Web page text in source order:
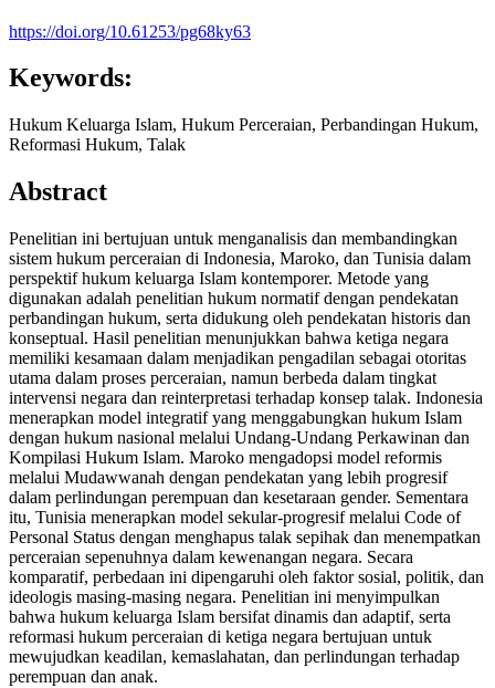
https://doi.org/10.61253/pg68ky63
Keywords:
Hukum Keluarga Islam, Hukum Perceraian, Perbandingan Hukum,
Reformasi Hukum, Talak
Abstract
Penelitian ini bertujuan untuk menganalisis dan membandingkan
sistem hukum perceraian di Indonesia, Maroko, dan Tunisia dalam
perspektif hukum keluarga Islam kontemporer. Metode yang
digunakan adalah penelitian hukum normatif dengan pendekatan
perbandingan hukum, serta didukung oleh pendekatan historis dan
konseptual. Hasil penelitian menunjukkan bahwa ketiga negara
memiliki kesamaan dalam menjadikan pengadilan sebagai otoritas
utama dalam proses perceraian, namun berbeda dalam tingkat
intervensi negara dan reinterpretasi terhadap konsep talak. Indonesia
menerapkan model integratif yang menggabungkan hukum Islam
dengan hukum nasional melalui Undang-Undang Perkawinan dan
Kompilasi Hukum Islam. Maroko mengadopsi model reformis
melalui Mudawwanah dengan pendekatan yang lebih progresif
dalam perlindungan perempuan dan kesetaraan gender. Sementara
itu, Tunisia menerapkan model sekular-progresif melalui Code of
Personal Status dengan menghapus talak sepihak dan menempatkan
perceraian sepenuhnya dalam kewenangan negara. Secara
komparatif, perbedaan ini dipengaruhi oleh faktor sosial, politik, dan
ideologis masing-masing negara. Penelitian ini menyimpulkan
bahwa hukum keluarga Islam bersifat dinamis dan adaptif, serta
reformasi hukum perceraian di ketiga negara bertujuan untuk
mewujudkan keadilan, kemaslahatan, dan perlindungan terhadap
perempuan dan anak.